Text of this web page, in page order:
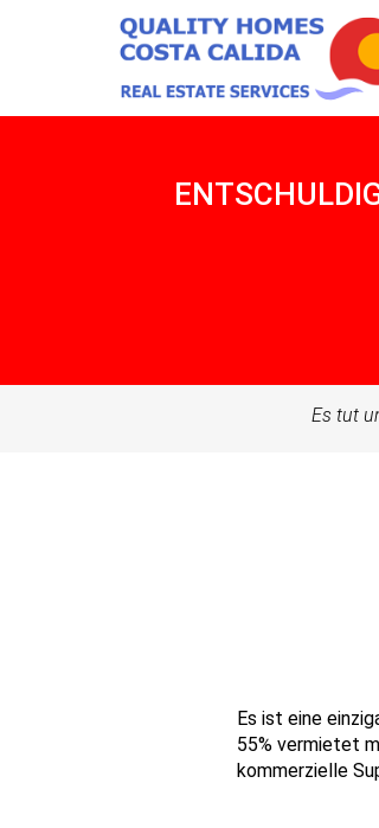
Es tut
Es ist eine
55% vermietet
kommerzielle